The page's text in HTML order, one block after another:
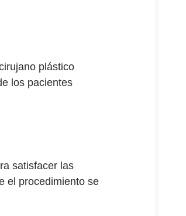
plástico
los pacientes
satisfacer las
el procedimiento se